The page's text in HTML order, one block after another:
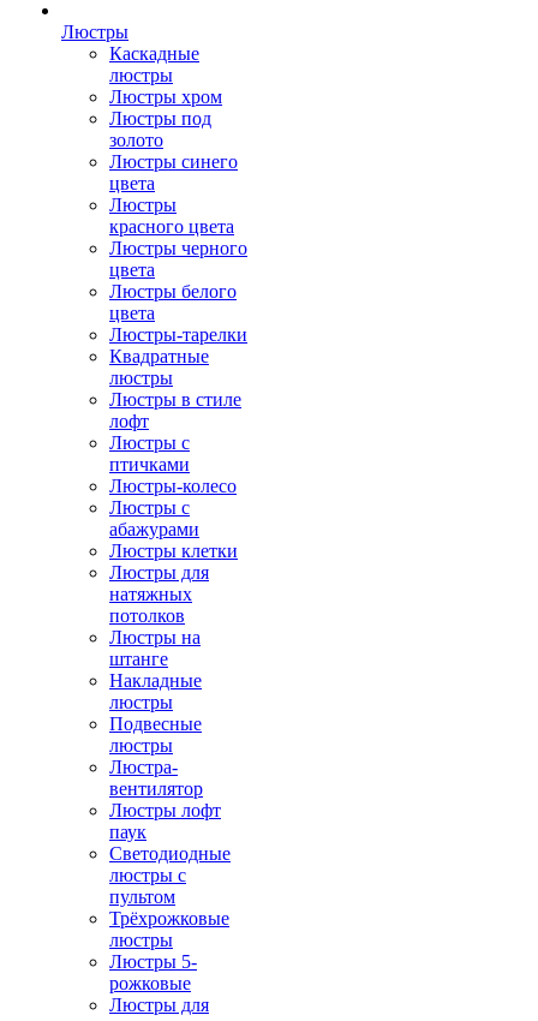
Люстры
Каскадные
люстры
Люстры хром
Люстры под
золото
Люстры синего
цвета
Люстры
красного цвета
Люстры черного
цвета
Люстры белого
цвета
Люстры-тарелки
Квадратные
люстры
Люстры в стиле
лофт
Люстры с
птичками
Люстры-колесо
Люстры с
абажурами
Люстры клетки
Люстры для
натяжных
потолков
Люстры на
штанге
Накладные
люстры
Подвесные
люстры
Люстра-
вентилятор
Люстры лофт
паук
Светодиодные
люстры с
пультом
Трёхрожковые
люстры
Люстры 5-
рожковые
Люстры для